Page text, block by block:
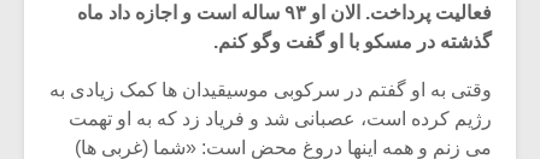
فعالیت پرداخت. الان او ۹۳ ساله است و اجازه داد ماه
گذشته در مسکو با او گفت وگو کنم.
وقتی به او گفتم در سرکوبی موسیقیدان ها کمک زیادی به
رژیم کرده است، عصبانی شد و فریاد زد که به او تهمت
می زنم و همه اینها دروغ محض است: «شما (غربی ها)